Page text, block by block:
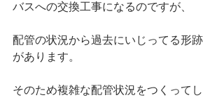
バスへの交換工事になるのですが、
配管の状況から過去にいじってる形跡
があります。
そのため複雑な配管状況をつくってし